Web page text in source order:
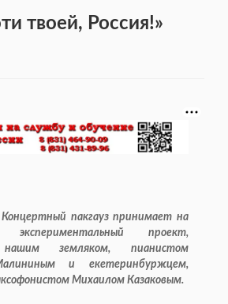
твоей, Россия!»
пакгауз принимает на
проект,
нашим земляком, пианистом
и екетеринбуржцем,
Михаилом Казаковым.